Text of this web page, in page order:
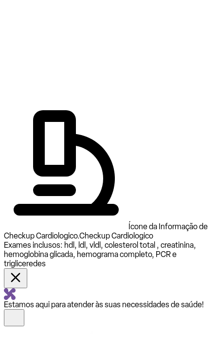
Ícone da Informação de
Checkup Cardiologico.Checkup Cardiologico
Exames inclusos: hdl, ldl, vldl, colesterol total , creatinina,
hemoglobina glicada, hemograma completo, PCR e
trigliceredes
Estamos aqui para atender às suas necessidades de saúde!